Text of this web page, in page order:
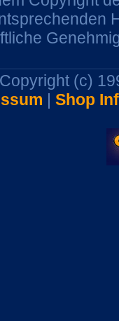
Copyright (c)
| Shop